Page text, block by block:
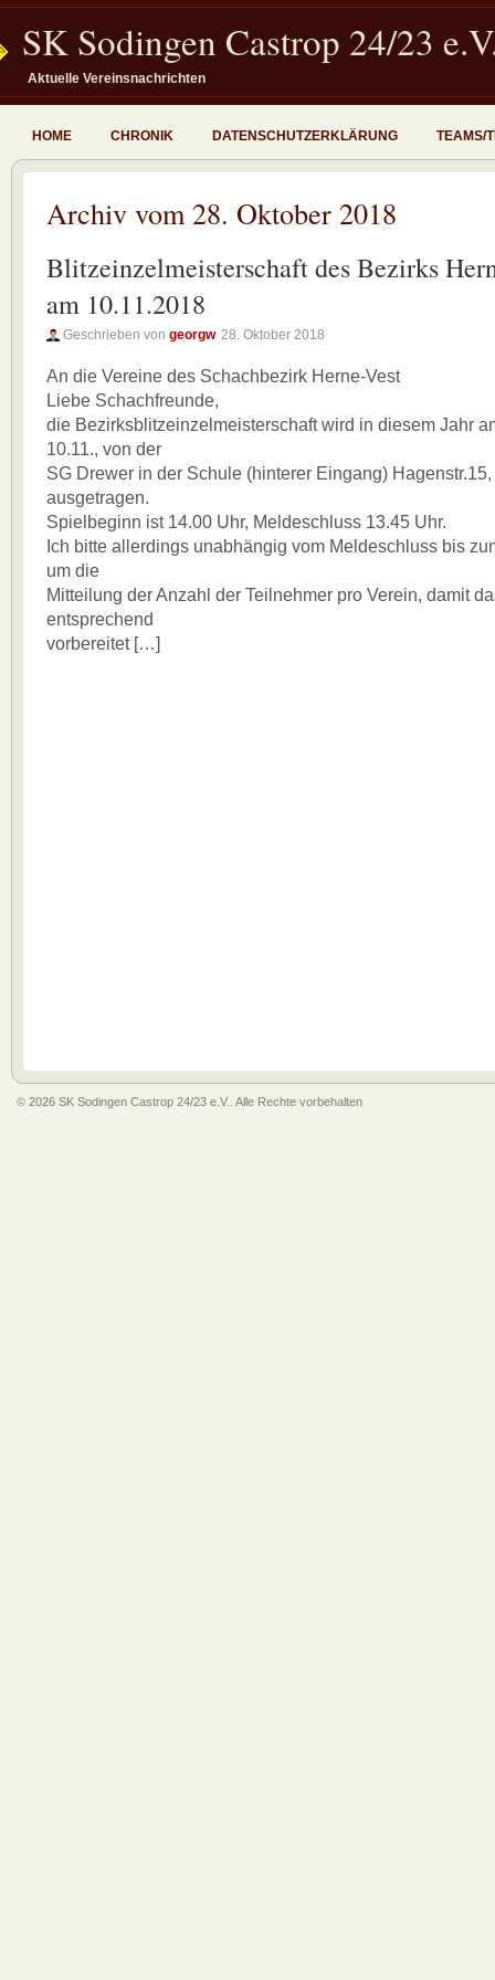
SK Sodingen Castrop 24/23
Aktuelle Vereinsnachrichten
HOME CHRONIK DATENSCHUTZERKLÄRUNG TEAMS/
Archiv vom 28. Oktober 2018
Blitzeinzelmeisterschaft des Bezirks
am 10.11.2018
Geschrieben von georgw 28. Oktober 2018
An die Vereine des Schachbezirk Herne-Vest
Liebe Schachfreunde,
die Bezirksblitzeinzelmeisterschaft wird in diesem Jahr
10.11., von der
SG Drewer in der Schule (hinterer Eingang)
ausgetragen.
Spielbeginn ist 14.00 Uhr, Meldeschluss 13.45 Uhr.
Ich bitte allerdings unabhängig vom Meldeschluss bis
um die
Mitteilung der Anzahl der Teilnehmer pro Verein, damit
entsprechend
vorbereitet […]
© 2026 SK Sodingen Castrop 24/23 e.V.. Alle Rechte vorbehalten